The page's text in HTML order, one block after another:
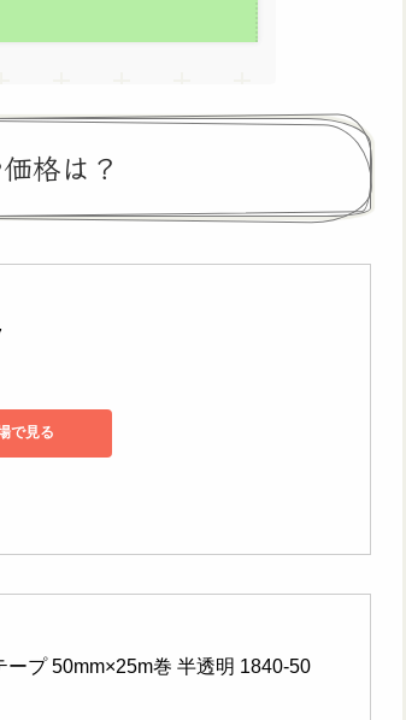
格は？
で見る
プ 50mm×25m巻 半透明 1840-50